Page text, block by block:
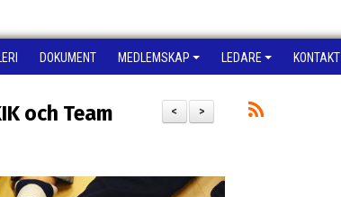
DOKUMENT MEDLEMSKAP LEDARE KONTAKT
>
<
och Team